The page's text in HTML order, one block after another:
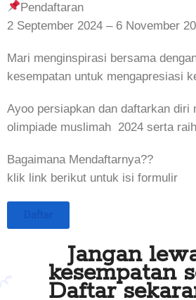
Pendaftaran
2 September 2024 – 6 November
Mari menginspirasi bersama
kesempatan untuk mengapresiasi
Ayoo persiapkan dan daftarkan diri
olimpiade muslimah 2024 serta
Bagaimana Mendaftarnya??
klik link berikut untuk isi formulir
Jangan
kesempatan
Daftar